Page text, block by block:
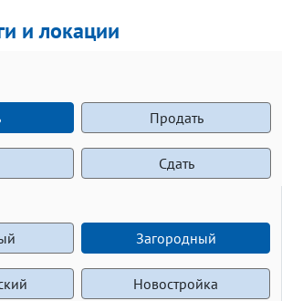
и локации
Продать
Сдать
Загородный
Новостройка